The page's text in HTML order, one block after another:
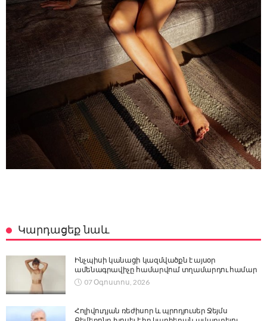
Կարդացեք նաև
Ինչպիսի կանացի կազմվածքն է այսօր
ամենագրավիչը համարվում տղամարդու համար
07 Օգոստոս, 2026
Հոլիվուդյան ռեժիսոր և պրոդյուսեր Ջեյմս